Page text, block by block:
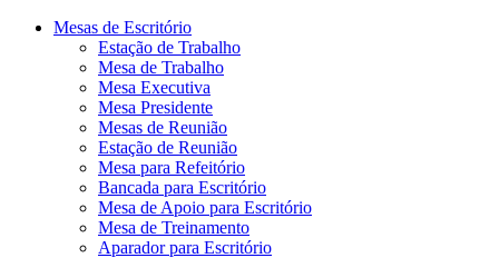
Mesas de Escritório
Estação de Trabalho
Mesa de Trabalho
Mesa Executiva
Mesa Presidente
Mesas de Reunião
Estação de Reunião
Mesa para Refeitório
Bancada para Escritório
Mesa de Apoio para Escritório
Mesa de Treinamento
Aparador para Escritório